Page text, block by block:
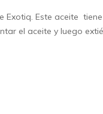
Este aceite
el aceite y luego